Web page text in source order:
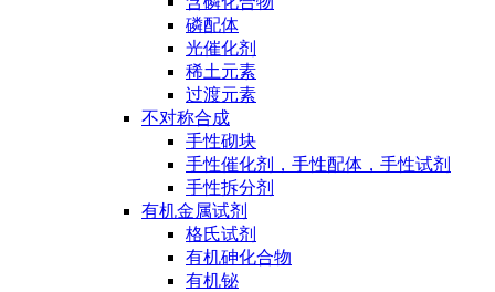
磷配体
光催化剂
稀土元素
过渡元素
不对称合成
手性砌块
手性催化剂，手性配体，手性试剂
手性拆分剂
有机金属试剂
格氏试剂
有机砷化合物
有机铋